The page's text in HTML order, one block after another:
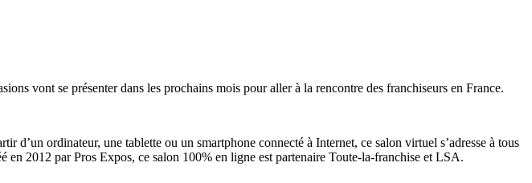
vont se présenter dans les prochains mois pour aller à la rencontre des franchiseurs en France.
ordinateur, une tablette ou un smartphone connecté à Internet, ce salon virtuel s’adresse à tous
2012 par Pros Expos, ce salon 100% en ligne est partenaire Toute-la-franchise et LSA.